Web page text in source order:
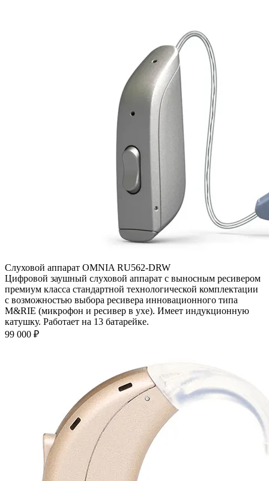
Слуховой аппарат OMNIA RU562-DRW
Цифровой заушный слуховой аппарат с выносным ресивером
премиум класса стандартной технологической комплектации
с возможностью выбора ресивера инновационного типа
M&RIE (микрофон и ресивер в ухе). Имеет индукционную
катушку. Работает на 13 батарейке.
99 000 ₽